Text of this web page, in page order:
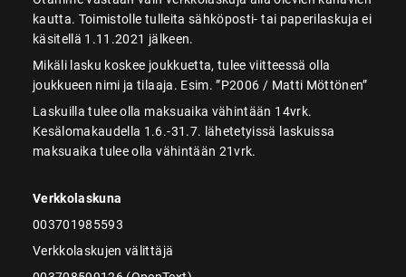
kautta. Toimistolle tulleita sähköposti- tai paperilaskuja ei
käsitellä 1.11.2021 jälkeen.
Mikäli lasku koskee joukkuetta, tulee viitteessä olla
joukkueen nimi ja tilaaja. Esim. ”P2006 / Matti Möttönen”
Laskuilla tulee olla maksuaika vähintään 14vrk.
Kesälomakaudella 1.6.-31.7. lähetetyissä laskuissa
maksuaika tulee olla vähintään 21vrk.
Verkkolaskuna
003701985593
Verkkolaskujen välittäjä